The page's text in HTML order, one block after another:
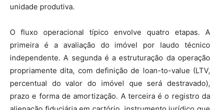
unidade produtiva.
O fluxo operacional típico envolve quatro etapas. A
primeira é a avaliação do imóvel por laudo técnico
independente. A segunda é a estruturação da operação
propriamente dita, com definição de loan-to-value (LTV,
percentual do valor do imóvel que será destravado),
prazo e forma de amortização. A terceira é o registro da